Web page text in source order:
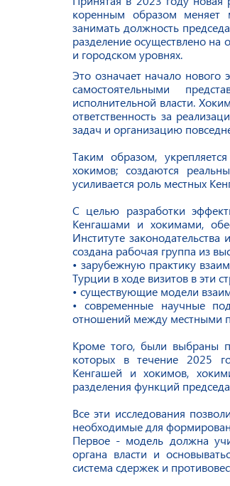
коренным образом меняет
занимать должность
разделение осуществлено на
и городском уровнях.
Это означает начало нового
самостоятельными
исполнительной власти.
ответственность за
задач и организацию
Таким образом,
хокимов; создаются
усиливается роль местных
С целью разработки
Кенгашами и хокимами,
Институте
создана рабочая группа из
• зарубежную практику
Турции в ходе визитов в эти
• существующие модели
• современные научные
отношений между местными
Кроме того, были выбраны
которых в течение 2025
Кенгашей и хокимов,
разделения функций
Все эти исследования
необходимые для
Первое - модель должна
органа власти и
система сдержек и